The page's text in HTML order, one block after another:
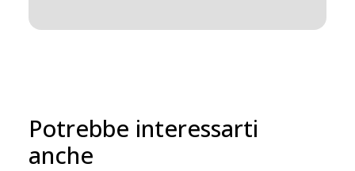
Potrebbe interessarti
anche